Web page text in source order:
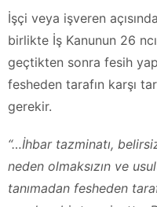
İşçi veya işveren
birlikte İş Kanunun 26
geçtikten sonra fesih
fesheden tarafın karşı
gerekir.
“…İhbar tazminatı,
neden olmaksızın ve
tanımadan fesheden